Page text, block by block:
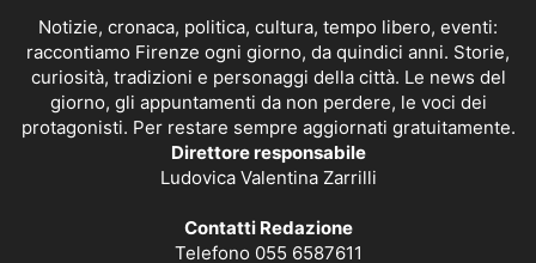
Notizie, cronaca, politica, cultura, tempo libero, eventi:
raccontiamo Firenze ogni giorno, da quindici anni. Storie,
curiosità, tradizioni e personaggi della città. Le news del
giorno, gli appuntamenti da non perdere, le voci dei
protagonisti. Per restare sempre aggiornati gratuitamente.
Direttore responsabile
Ludovica Valentina Zarrilli
Contatti Redazione
Telefono 055 6587611